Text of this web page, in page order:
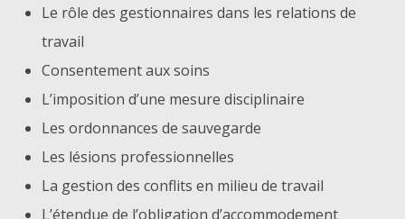
Le rôle des gestionnaires dans les relations de
travail
Consentement aux soins
L’imposition d’une mesure disciplinaire
Les ordonnances de sauvegarde
Les lésions professionnelles
La gestion des conflits en milieu de travail
L’étendue de l’obligation d’accommodement